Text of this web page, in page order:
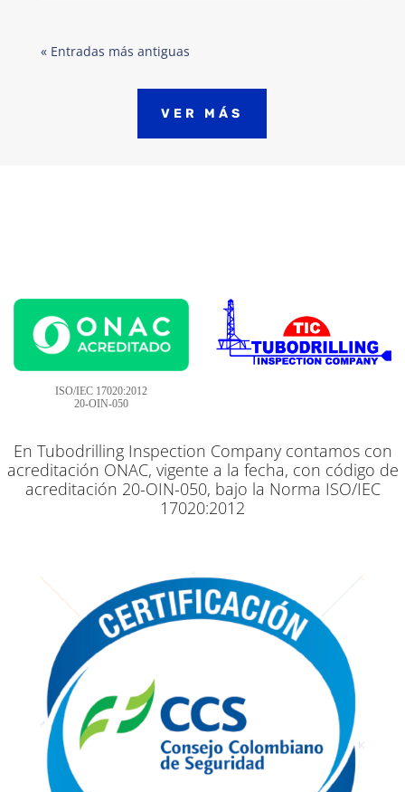
« Entradas más antiguas
VER MÁS
ISO/IEC 17020:2012
20-OIN-050
En Tubodrilling Inspection Company contamos con
acreditación ONAC, vigente a la fecha, con código de
acreditación 20-OIN-050, bajo la Norma ISO/IEC
17020:2012